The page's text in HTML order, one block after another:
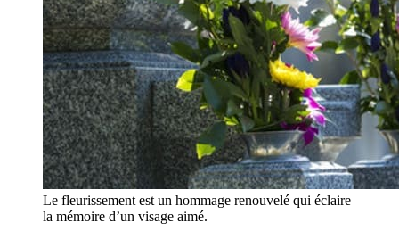
Le fleurissement est un hommage renouvelé qui éclaire
la mémoire d’un visage aimé.